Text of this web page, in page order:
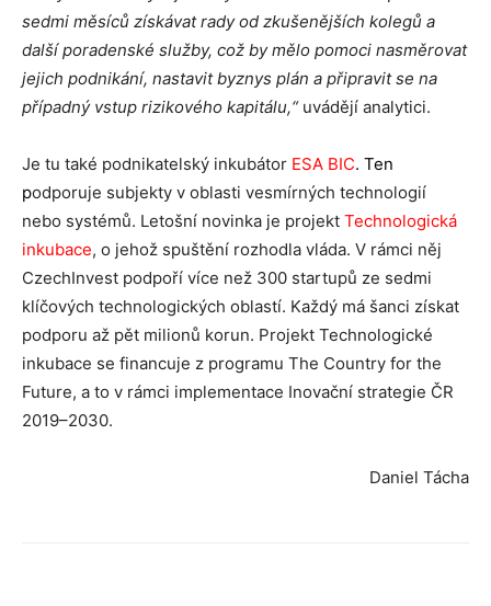
sedmi měsíců získávat rady od zkušenějších kolegů a
další poradenské služby, což by mělo pomoci nasměrovat
jejich podnikání, nastavit byznys plán a připravit se na
případný vstup rizikového kapitálu,“ uvádějí analytici.
Je tu také podnikatelský inkubátor ESA BIC. Ten
podporuje subjekty v oblasti vesmírných technologií
nebo systémů. Letošní novinka je projekt Technologická
inkubace, o jehož spuštění rozhodla vláda. V rámci něj
CzechInvest podpoří více než 300 startupů ze sedmi
klíčových technologických oblastí. Každý má šanci získat
podporu až pět milionů korun. Projekt Technologické
inkubace se financuje z programu The Country for the
Future, a to v rámci implementace Inovační strategie ČR
2019–2030.
Daniel Tácha